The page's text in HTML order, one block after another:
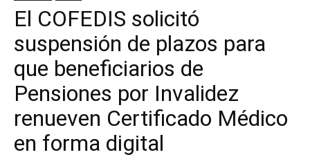
El COFEDIS solicitó
suspensión de plazos para
que beneficiarios de
Pensiones por Invalidez
renueven Certificado Médico
en forma digital